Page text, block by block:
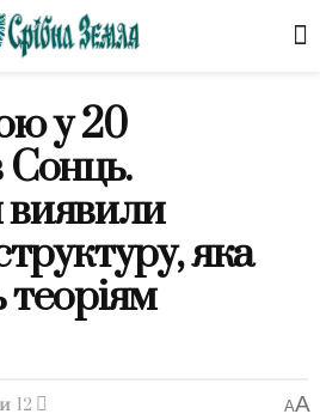
у 20
Сонць.
яка
теоріям
12 AA